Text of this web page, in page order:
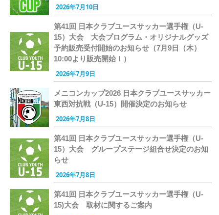
2026年7月10日
第41回 日本クラブユースサッカー選手権（U-
15）大会 大会プログラム・オリジナルグッズ
予約販売受付開始のお知らせ（7月9日（木）
10:00より販売開始！）
2026年7月9日
メニコンカップ2026 日本クラブユースサッカー
東西対抗戦（U-15）開催決定のお知らせ
2026年7月8日
第41回 日本クラブユースサッカー選手権（U-
15）大会 グループステージ組合せ決定のお知
らせ
2026年7月8日
第41回 日本クラブユースサッカー選手権（U-
15)大会 取材に関するご案内